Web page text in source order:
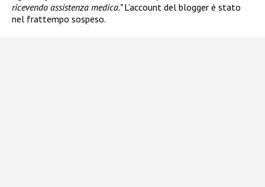
ricevendo assistenza medica.”L’account del blogger è stato
nel frattempo sospeso.